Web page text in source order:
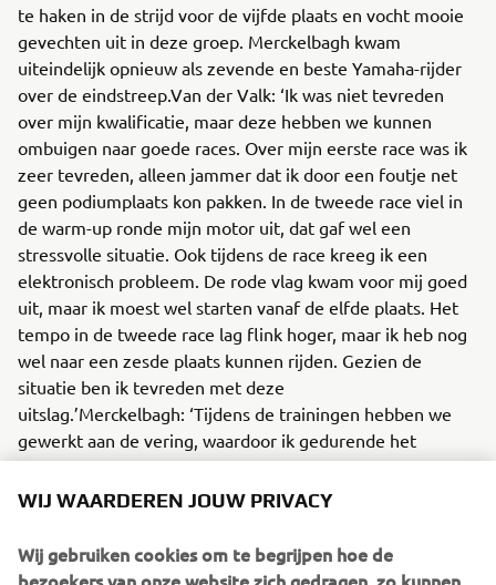
te haken in de strijd voor de vijfde plaats en vocht mooie
gevechten uit in deze groep. Merckelbagh kwam
uiteindelijk opnieuw als zevende en beste Yamaha-rijder
over de eindstreep.Van der Valk: ‘Ik was niet tevreden
over mijn kwalificatie, maar deze hebben we kunnen
ombuigen naar goede races. Over mijn eerste race was ik
zeer tevreden, alleen jammer dat ik door een foutje net
geen podiumplaats kon pakken. In de tweede race viel in
de warm-up ronde mijn motor uit, dat gaf wel een
stressvolle situatie. Ook tijdens de race kreeg ik een
elektronisch probleem. De rode vlag kwam voor mij goed
uit, maar ik moest wel starten vanaf de elfde plaats. Het
tempo in de tweede race lag flink hoger, maar ik heb nog
wel naar een zesde plaats kunnen rijden. Gezien de
situatie ben ik tevreden met deze
uitslag.’Merckelbagh: ‘Tijdens de trainingen hebben we
gewerkt aan de vering, waardoor ik gedurende het
weekend stappen kon maken qua rondentijden. In de
eerste race had ik een mooi gevecht met Dion Otten en
aansluiting. In de tweede race zat ik in hetzelfde groepje
en toen kon ik tot einde daarmee vechten. Ik ben
WIJ WAARDEREN JOUW PRIVACY
Wij gebruiken cookies om te begrijpen hoe de